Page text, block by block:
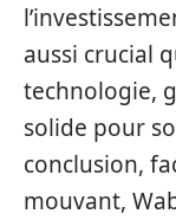
aussi crucial
technologie,
solide pour
conclusion,
mouvant,